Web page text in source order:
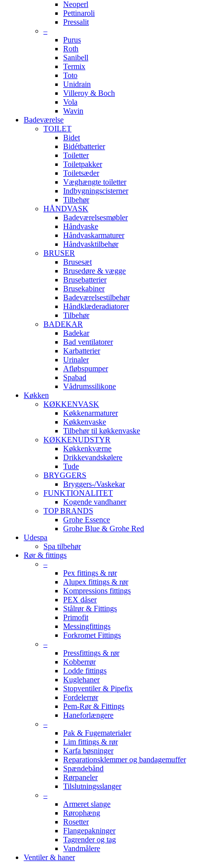
Neoperl
Pettinaroli
Pressalit
–
Purus
Roth
Sanibell
Termix
Toto
Unidrain
Villeroy & Boch
Vola
Wavin
Badeværelse
TOILET
Bidet
Bidétbatterier
Toiletter
Toiletpakker
Toiletsæder
Væghængte toiletter
Indbygningscisterner
Tilbehør
HÅNDVASK
Badeværelsesmøbler
Håndvaske
Håndvaskarmaturer
Håndvasktilbehør
BRUSER
Brusesæt
Brusedøre & vægge
Brusebatterier
Brusekabiner
Badeværelsestilbehør
Håndklæderadiatorer
Tilbehør
BADEKAR
Badekar
Bad ventilatorer
Karbatterier
Urinaler
Afløbspumper
Spabad
Vådrumssilikone
Køkken
KØKKENVASK
Køkkenarmaturer
Køkkenvaske
Tilbehør til køkkenvaske
KØKKENUDSTYR
Køkkenkværne
Drikkevandskølere
Tude
BRYGGERS
Bryggers-/Vaskekar
FUNKTIONALITET
Kogende vandhaner
TOP BRANDS
Grohe Essence
Grohe Blue & Grohe Red
Udespa
Spa tilbehør
Rør & fittings
–
Pex fittings & rør
Alupex fittings & rør
Kompressions fittings
PEX dåser
Stålrør & Fittings
Primofit
Messingfittings
Forkromet Fittings
–
Pressfittings & rør
Kobberrør
Lodde fittings
Kuglehaner
Stopventiler & Pipefix
Fordelerrør
Pem-Rør & Fittings
Haneforlængere
–
Pak & Fugematerialer
Lim fittings & rør
Karfa bøsninger
Reparationsklemmer og bandagemuffer
Spændebånd
Rørpaneler
Tilslutningsslanger
–
Armeret slange
Rørophæng
Rosetter
Flangepakninger
Tagrender og tag
Vandmålere
Ventiler & haner